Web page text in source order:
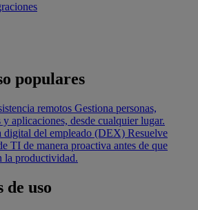
populares
remotos Gestiona personas,
aplicaciones, desde cualquier lugar.
digital del empleado (DEX) Resuelve
TI de manera proactiva antes de que
la productividad.
de uso